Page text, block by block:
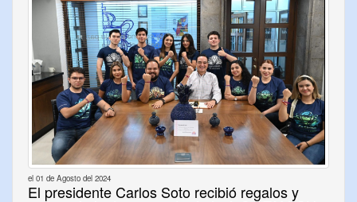
el 01 de Agosto del 2024
El presidente Carlos Soto recibió regalos y